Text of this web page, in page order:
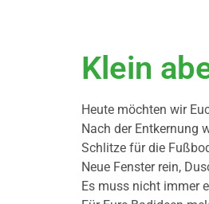
Klein
Heute möchten wir
Nach der Entkernung
Schlitze für die
Neue Fenster rein,
Es muss nicht immer